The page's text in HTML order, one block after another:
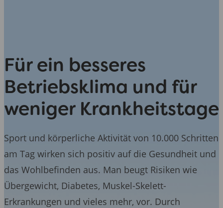
Für ein besseres
Betriebsklima und für
weniger Krankheitstage
Sport und körperliche Aktivität von 10.000 Schritten
am Tag wirken sich positiv auf die Gesundheit und
das Wohlbefinden aus. Man beugt Risiken wie
Übergewicht, Diabetes, Muskel-Skelett-
Erkrankungen und vieles mehr, vor. Durch